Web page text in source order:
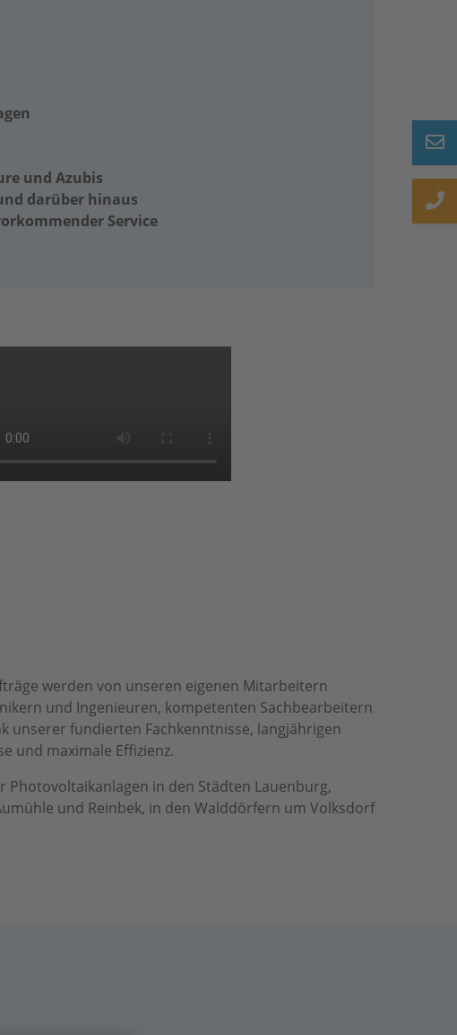
und Azubis
darüber hinaus
Service
werden von unseren eigenen Mitarbeitern
und Ingenieuren, kompetenten Sachbearbeitern
unserer fundierten Fachkenntnisse, langjährigen
und maximale Effizienz.
Photovoltaikanlagen in den Städten Lauenburg,
und Reinbek, in den Walddörfern um Volksdorf